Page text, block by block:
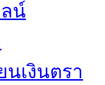
น์
นเงินตรา